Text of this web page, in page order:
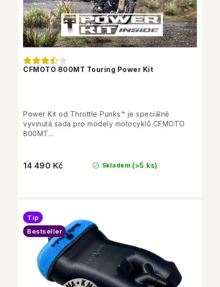
CFMOTO 800MT Touring Power Kit
Skladem (>5 ks)
14 490 Kč
Power Kit od Throttle Punks™ je speciálně
vyvinutá sada pro modely motocyklů CFMOTO
800MT...
Tip
Bestseller